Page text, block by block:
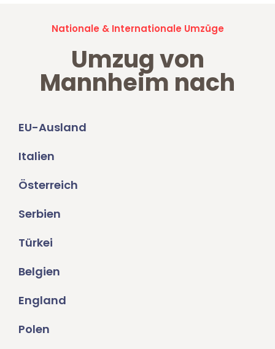
Nationale & Internationale Umzüge
Umzug von
Mannheim nach
EU-Ausland
Italien
Österreich
Serbien
Türkei
Belgien
England
Polen